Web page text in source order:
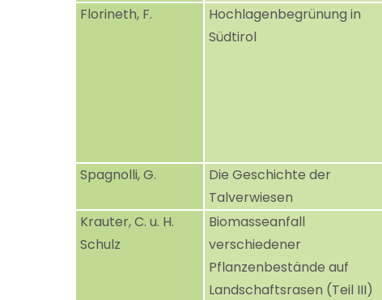
Florineth, F.
Hochlagenbegrünung in
Südtirol
Spagnolli, G.
Die Geschichte der
Talverwiesen
Krauter, C. u. H.
Schulz
Biomasseanfall
verschiedener
Pflanzenbestände auf
Landschaftsrasen (Teil III)